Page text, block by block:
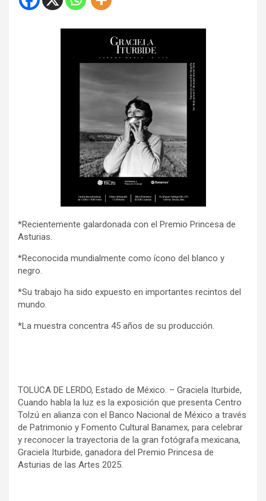
*Recientemente galardonada con el Premio Princesa de
Asturias.
*Reconocida mundialmente como ícono del blanco y
negro.
*Su trabajo ha sido expuesto en importantes recintos del
mundo.
*La muestra concentra 45 años de su producción.
TOLUCA DE LERDO, Estado de México. – Graciela Iturbide,
Cuando habla la luz es la exposición que presenta Centro
Tolzú en alianza con el Banco Nacional de México a través
de Patrimonio y Fomento Cultural Banamex, para celebrar
y reconocer la trayectoria de la gran fotógrafa mexicana,
Graciela Iturbide, ganadora del Premio Princesa de
Asturias de las Artes 2025.